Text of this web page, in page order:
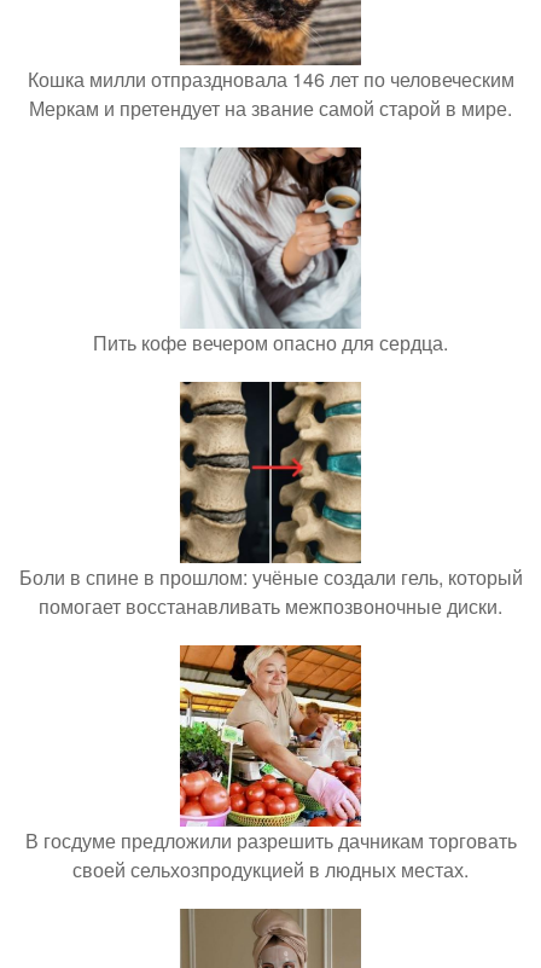
Кошка милли отпраздновала 146 лет по человеческим
Меркам и претендует на звание самой старой в мире.
Пить кофе вечером опасно для сердца.
Боли в спине в прошлом: учёные создали гель, который
помогает восстанавливать межпозвоночные диски.
В госдуме предложили разрешить дачникам торговать
своей сельхозпродукцией в людных местах.